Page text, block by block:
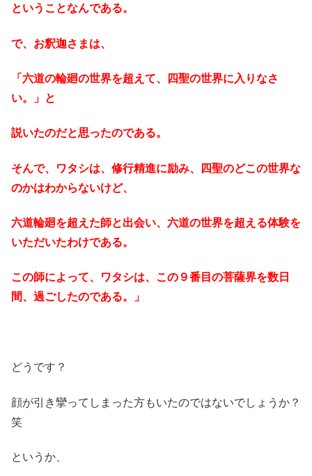
ということなんである。
で、お釈迦さまは、
「六道の輪廻の世界を超えて、四聖の世界に入りなさ
い。」と
説いたのだと思ったのである。
そんで、ワタシは、修行精進に励み、四聖のどこの世界な
のかはわからないけど、
六道輪廻を超えた師と出会い、六道の世界を超える体験を
いただいたわけである。
この師によって、ワタシは、この９番目の菩薩界を数日
間、過ごしたのである。」
どうです？
顔が引き攣ってしまった方もいたのではないでしょうか？
笑
というか、